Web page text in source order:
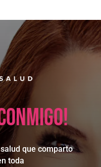
que comparto
toda